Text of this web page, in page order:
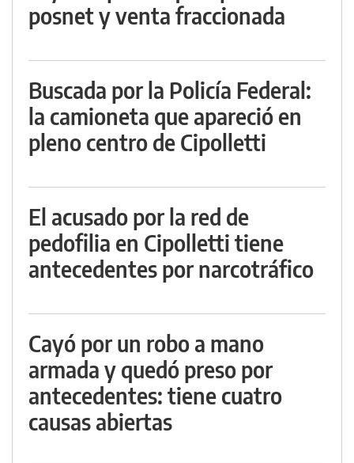
posnet y venta fraccionada
Buscada por la Policía Federal:
la camioneta que apareció en
pleno centro de Cipolletti
El acusado por la red de
pedofilia en Cipolletti tiene
antecedentes por narcotráfico
Cayó por un robo a mano
armada y quedó preso por
antecedentes: tiene cuatro
causas abiertas